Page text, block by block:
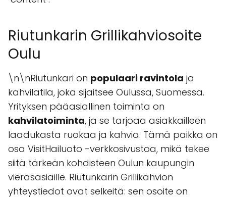
Riutunkarin Grillikahviosoite
Oulu
\n\nRiutunkari on populaari ravintola ja
kahvilatila, joka sijaitsee Oulussa, Suomessa.
Yrityksen pääasiallinen toiminta on
kahvilatoiminta, ja se tarjoaa asiakkailleen
laadukasta ruokaa ja kahvia. Tämä paikka on
osa VisitHailuoto -verkkosivustoa, mikä tekee
siitä tärkeän kohdisteen Oulun kaupungin
vierasasiaille. Riutunkarin Grillikahvion
yhteystiedot ovat selkeitä: sen osoite on